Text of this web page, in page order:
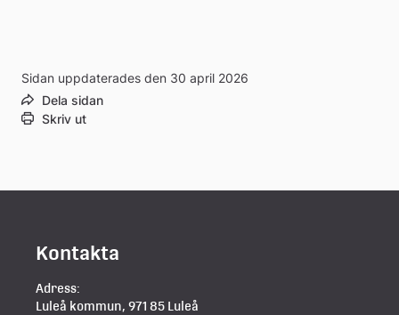
Sidan uppdaterades den 30 april 2026
Dela sidan
Skriv ut
Kontakta
Adress:
Luleå kommun, 971 85 Luleå